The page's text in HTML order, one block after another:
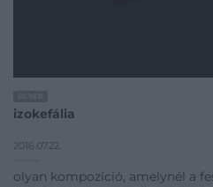
izokefália
2016.07.22.
olyan kompozíció, amelynél a